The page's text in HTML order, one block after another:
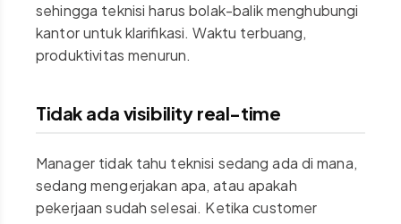
sehingga teknisi harus bolak-balik menghubungi
kantor untuk klarifikasi. Waktu terbuang,
produktivitas menurun.
Tidak ada visibility real-time
Manager tidak tahu teknisi sedang ada di mana,
sedang mengerjakan apa, atau apakah
pekerjaan sudah selesai. Ketika customer